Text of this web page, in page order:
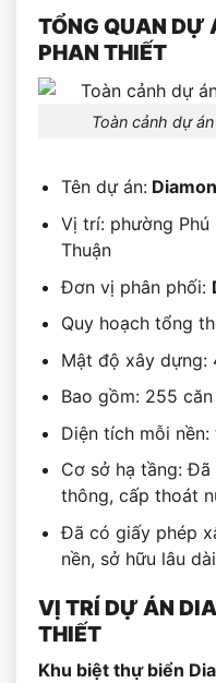
TỔNG QUAN DỰ
PHAN THIẾT
Toàn cảnh dự
Tên dự án:
Vị trí: phường Phú
Thuận
Đơn vị phân phối:
Quy hoạch tổng
Mật độ xây dựng:
Bao gồm: 255
Diện tích mỗi
Cơ sở hạ tầng:
thông, cấp thoát
Đã có giấy phép
nền, sở hữu lâu dài
VỊ TRÍ DỰ ÁN
THIẾT
Khu biệt thự biển